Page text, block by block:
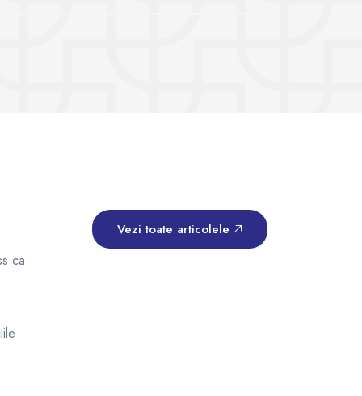
ca
Vezi toate articolele